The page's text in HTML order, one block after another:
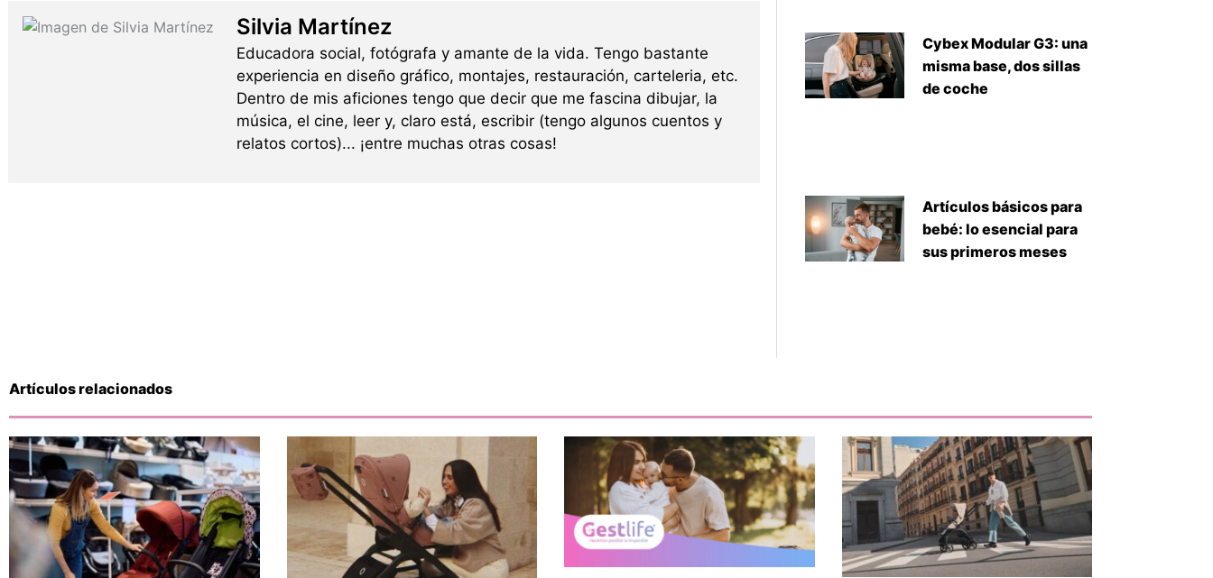
Silvia Martínez
Educadora social, fotógrafa y amante de la vida. Tengo bastante
experiencia en diseño gráfico, montajes, restauración, carteleria, etc.
Dentro de mis aficiones tengo que decir que me fascina dibujar, la
música, el cine, leer y, claro está, escribir (tengo algunos cuentos y
relatos cortos)... ¡entre muchas otras cosas!
Cybex Modular G3: una
misma base, dos sillas
de coche
Artículos básicos para
bebé: lo esencial para
sus primeros meses
Artículos relacionados